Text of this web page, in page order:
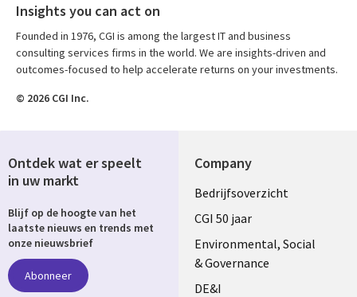
Insights you can act on
Founded in 1976, CGI is among the largest IT and business
consulting services firms in the world. We are insights-driven and
outcomes-focused to help accelerate returns on your investments.
© 2026 CGI Inc.
Company
Useful
links
NETHERLANDS
Bedrijfsoverzicht
CGI 50 jaar
Environmental, Social
& Governance
DE&I
Ontdek wat er speelt
in uw markt
Blijf op de hoogte van het
laatste nieuws en trends met
onze nieuwsbrief
Abonneer